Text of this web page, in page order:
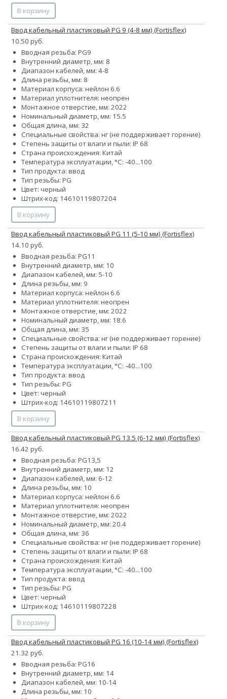
В корзину
Ввод кабельный пластиковый PG 9 (4-8 мм) (Fortisflex)
10.50 руб.
Вводная резьба: PG9
Внутренний диаметр, мм: 8
Диапазон кабелей, мм: 4-8
Длина резьбы, мм: 8
Материал корпуса: нейлон 6.6
Материал уплотнителя: неопрен
Монтажное отверстие, мм: 2022
Номинальный диаметр, мм: 15.5
Общая длина, мм: 32
Специальные свойства: нг (не поддерживает горение)
Степень защиты от влаги и пыли: IP 68
Страна происхождения: Китай
Температура эксплуатации, °С: -40...100
Тип продукта: ввод
Тип резьбы: PG
Цвет: черный
Штрих-код: 14610119807204
В корзину
Ввод кабельный пластиковый PG 11 (5-10 мм) (Fortisflex)
14.10 руб.
Вводная резьба: PG11
Внутренний диаметр, мм: 10
Диапазон кабелей, мм: 5-10
Длина резьбы, мм: 9
Материал корпуса: нейлон 6.6
Материал уплотнителя: неопрен
Монтажное отверстие, мм: 2022
Номинальный диаметр, мм: 18.6
Общая длина, мм: 35
Специальные свойства: нг (не поддерживает горение)
Степень защиты от влаги и пыли: IP 68
Страна происхождения: Китай
Температура эксплуатации, °С: -40...100
Тип продукта: ввод
Тип резьбы: PG
Цвет: черный
Штрих-код: 14610119807211
В корзину
Ввод кабельный пластиковый PG 13.5 (6-12 мм) (Fortisflex)
16.42 руб.
Вводная резьба: PG13,5
Внутренний диаметр, мм: 12
Диапазон кабелей, мм: 6-12
Длина резьбы, мм: 10
Материал корпуса: нейлон 6.6
Материал уплотнителя: неопрен
Монтажное отверстие, мм: 2022
Номинальный диаметр, мм: 20.4
Общая длина, мм: 36
Специальные свойства: нг (не поддерживает горение)
Степень защиты от влаги и пыли: IP 68
Страна происхождения: Китай
Температура эксплуатации, °С: -40...100
Тип продукта: ввод
Тип резьбы: PG
Цвет: черный
Штрих-код: 14610119807228
В корзину
Ввод кабельный пластиковый PG 16 (10-14 мм) (Fortisflex)
21.32 руб.
Вводная резьба: PG16
Внутренний диаметр, мм: 14
Диапазон кабелей, мм: 10-14
Длина резьбы, мм: 10